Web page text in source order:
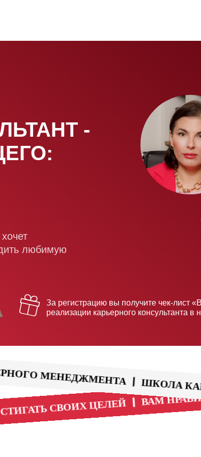
-
любимую
За регистрацию вы получите чек-лист
реализации карьерного консультанта в
СВОИХ ЦЕЛЕЙ
ВАМ
МЕНЕДЖМЕНТА